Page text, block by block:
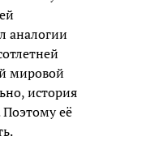
аналогии
мировой
история
Поэтому её